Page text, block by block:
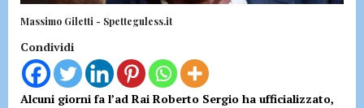
Massimo Giletti - Spetteguless.it
Condividi
Alcuni giorni fa l’ad Rai Roberto Sergio ha ufficializzato,